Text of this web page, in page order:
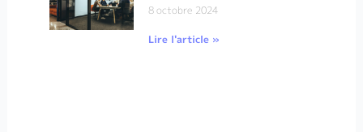
8 octobre 2024
Lire l'article »